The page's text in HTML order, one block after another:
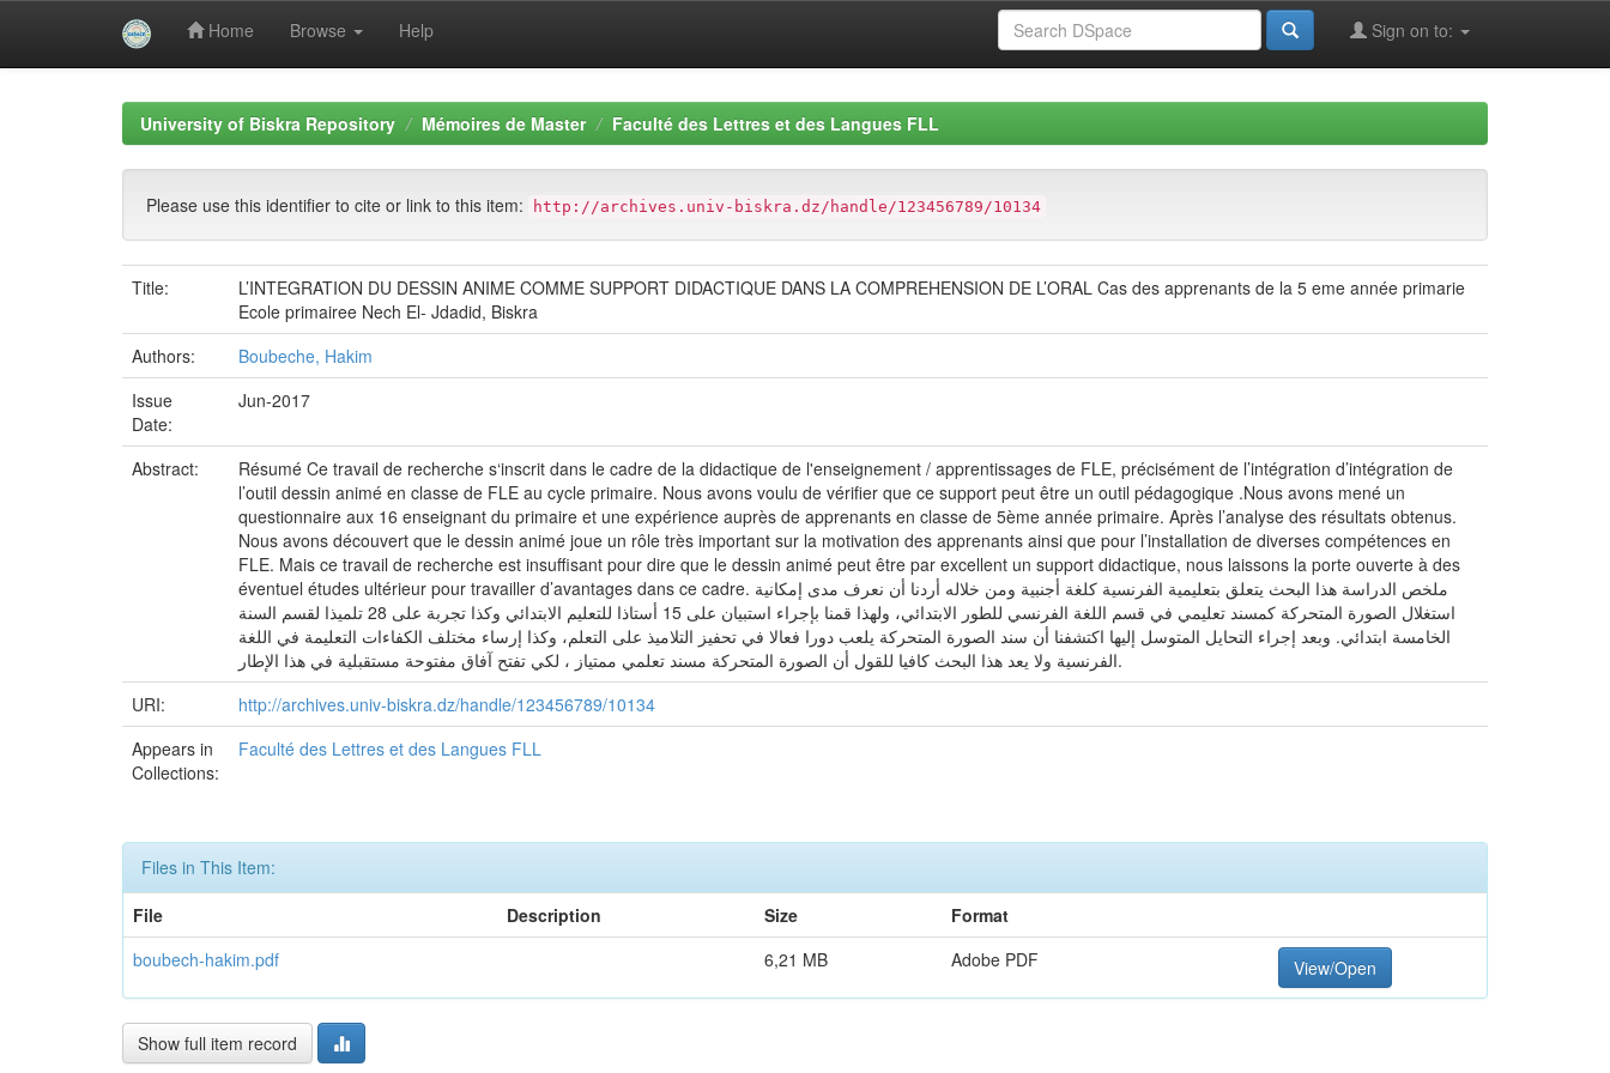
Home Browse Help Sign on to:
University of Biskra Repository Mémoires de Master Faculté des Lettres et des Langues FLL
Please use this identifier to cite or link to this item: http://archives.univ-biskra.dz/handle/123456789/10134
Title:
L’INTEGRATION DU DESSIN ANIME COMME SUPPORT DIDACTIQUE DANS LA COMPREHENSION DE L’ORAL Cas des apprenants de la 5 eme année primarie
Ecole primairee Nech El- Jdadid, Biskra
Authors:
Boubeche, Hakim
Issue
Date:
Jun-2017
Abstract:
Résumé Ce travail de recherche s‘inscrit dans le cadre de la didactique de l'enseignement / apprentissages de FLE, précisément de l’intégration d’intégration de
l’outil dessin animé en classe de FLE au cycle primaire. Nous avons voulu de vérifier que ce support peut être un outil pédagogique .Nous avons mené un
questionnaire aux 16 enseignant du primaire et une expérience auprès de apprenants en classe de 5ème année primaire. Après l’analyse des résultats obtenus.
Nous avons découvert que le dessin animé joue un rôle très important sur la motivation des apprenants ainsi que pour l’installation de diverses compétences en
FLE. Mais ce travail de recherche est insuffisant pour dire que le dessin animé peut être par excellent un support didactique, nous laissons la porte ouverte à des
éventuel études ultérieur pour travailler d’avantages dans ce cadre. ملخص الدراسة هذا البحث يتعلق بتعليمية الفرنسية كلغة أجنبية ومن خلاله أردنا أن نعرف مدى إمكانية
استغلال الصورة المتحركة كمسند تعليمي في قسم اللغة الفرنسي للطور الابتدائي، ولهذا قمنا بإجراء استبيان على 15 أستاذا للتعليم الابتدائي وكذا تجربة على 28 تلميذا لقسم السنة
الخامسة ابتدائي. وبعد إجراء التحايل المتوسل إليها اكتشفنا أن سند الصورة المتحركة يلعب دورا فعالا في تحفيز التلاميذ على التعلم، وكذا إرساء مختلف الكفاءات التعليمة في اللغة
الفرنسية ولا يعد هذا البحث كافيا للقول أن الصورة المتحركة مسند تعلمي ممتياز ، لكي تفتح آفاق مفتوحة مستقبلية في هذا الإطار.
URI:
http://archives.univ-biskra.dz/handle/123456789/10134
Appears in
Collections:
Faculté des Lettres et des Langues FLL
Files in This Item:
File
Description Size
Format
boubech-hakim.pdf
6,21 MB Adobe PDF View/Open
Show full item record